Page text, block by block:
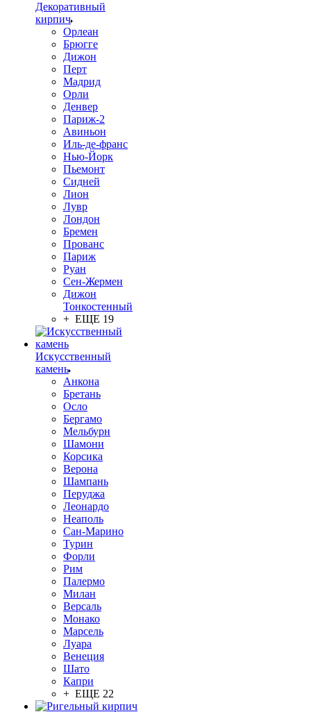
Декоративный
кирпич
Орлеан
Брюгге
Дижон
Перт
Мадрид
Орли
Денвер
Париж-2
Авиньон
Иль-де-франс
Нью-Йорк
Пьемонт
Сидней
Лион
Лувр
Лондон
Бремен
Прованс
Париж
Руан
Сен-Жермен
Дижон
Тонкостенный
+ ЕЩЕ 19
Искусственный
камень
Анкона
Бретань
Осло
Бергамо
Мельбурн
Шамони
Корсика
Верона
Шампань
Перуджа
Леонардо
Неаполь
Сан-Марино
Турин
Форли
Рим
Палермо
Милан
Версаль
Монако
Марсель
Луара
Венеция
Шато
Капри
+ ЕЩЕ 22